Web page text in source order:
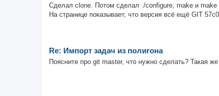
Сделал clone. Потом сделал ./configure, make и make
На странице показывает, что версия всё ещё GIT
Re: Импорт задач из полигона
Поясните про git master, что нужно сделать? Такая